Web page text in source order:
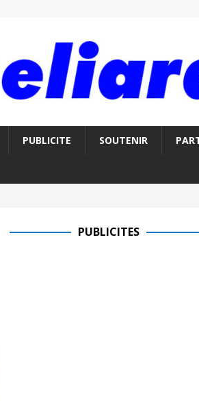
PUBLICITE SOUTENIR
PUBLICITES